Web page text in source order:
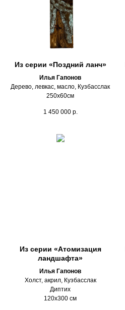
Из серии «Поздний ланч»
Илья Гапонов
Дерево, левкас, масло, Кузбасслак
250х60см
1 450 000 р.
Из серии «Атомизация
ландшафта»
Илья Гапонов
Холст, акрил, Кузбасслак
Диптих
120х300 см